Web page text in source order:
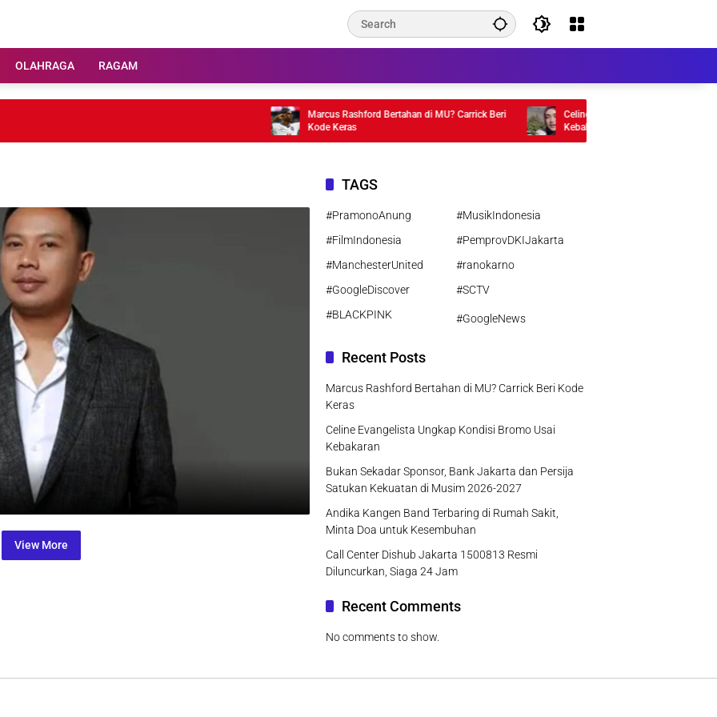
OLAHRAGA RAGAM
Marcus Rashford Bertahan di MU? Carrick Beri
Kode Keras
Celine Evangelista Ungkap Kondisi
Kebakaran
View More
TAGS
#PramonoAnung
#MusikIndonesia
#FilmIndonesia
#PemprovDKIJakarta
#ManchesterUnited
#ranokarno
#GoogleDiscover
#SCTV
#BLACKPINK
#GoogleNews
Recent Posts
Marcus Rashford Bertahan di MU? Carrick Beri Kode
Keras
Celine Evangelista Ungkap Kondisi Bromo Usai
Kebakaran
Bukan Sekadar Sponsor, Bank Jakarta dan Persija
Satukan Kekuatan di Musim 2026-2027
Andika Kangen Band Terbaring di Rumah Sakit,
Minta Doa untuk Kesembuhan
Call Center Dishub Jakarta 1500813 Resmi
Diluncurkan, Siaga 24 Jam
Recent Comments
No comments to show.